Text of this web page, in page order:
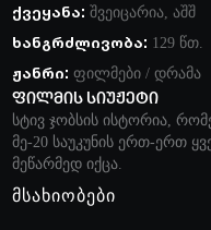
ქვეყანა: შვეიცარია, აშშ
ხანგრძლივობა: 129 წთ.
ჟანრი: ფილმები/ დრამა
ფილმის სიუჟეტი
სტივ ჯობსის ისტორია,
მე-20 საუკუნის ერთ-ერთ
მეწარმედ იქცა.
მსახიობები